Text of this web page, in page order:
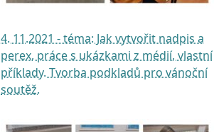
4. 11.2021 - téma: Jak vytvořit nadpis a
perex, práce s ukázkami z médií, vlastní
příklady. Tvorba podkladů pro vánoční
soutěž.